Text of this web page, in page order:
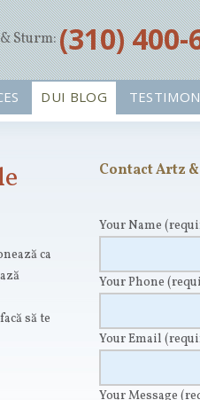
Sturm:‪(310) 400-
DUI BLOG
ca
să te
Contact Artz
Your Name
Your Phone
Your Email
Your Message